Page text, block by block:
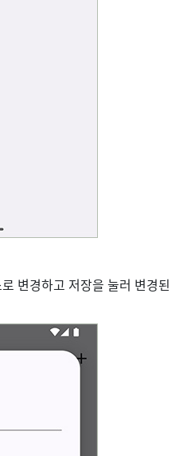
변경하고 저장을 눌러 변경된